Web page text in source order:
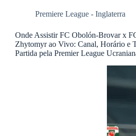
Premiere League - Inglaterra
Onde Assistir FC Obolón-Brovar x
Zhytomyr ao Vivo: Canal, Horário e
Partida pela Premier League